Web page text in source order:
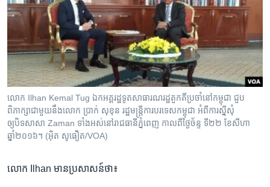
លោក Ilhan Kemal Tug ឯកអគ្គរដ្ឋទូតសាធារណរដ្ឋតួកគីប្រចាំនៅកម្ពុជា ជួប
ពិភាក្សាជាមួយនឹងលោក ប្រាក់ សុខុន រដ្ឋមន្ត្រីការបរទេសកម្ពុជា អំពីការស្នីសុំ
ឲ្យបិទសាសា Zaman ទាំងអស់នៅរាជធានីភ្នំពេញ កាលពីថ្ងៃច័ន្ទ ទី២២ ខែសីហា
ឆ្នាំ២០១៦។ (អ៊ិត សូធឿត/VOA)
លោក ​Ilhan ​មាន​ប្រសាសន៍​ថា៖​